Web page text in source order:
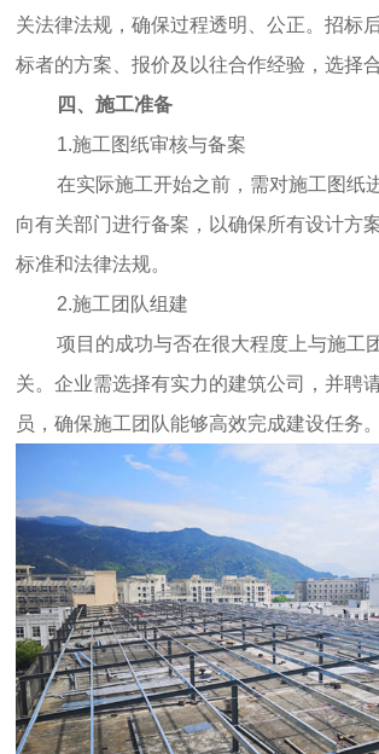
关法律法规，确保过程透明、公正。招标
标者的方案、报价及以往合作经验，选择
四、施工准备
1.施工图纸审核与备案
在实际施工开始之前，需对施工图纸
向有关部门进行备案，以确保所有设计方
标准和法律法规。
2.施工团队组建
项目的成功与否在很大程度上与施工
关。企业需选择有实力的建筑公司，并聘
员，确保施工团队能够高效完成建设任务。